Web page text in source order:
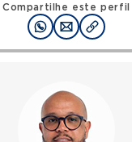
Compartilhe este perfil